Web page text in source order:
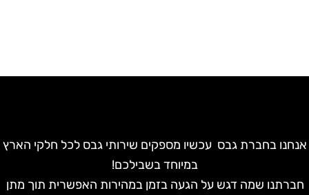
בחברת גבס עכשיו מספקים שירותי גבס לכל חלקי הארץ
במיוחד בשבילכם!
חברתנו שמה דגש על הגעה בזמן במהירות האפשרית תוך מתן